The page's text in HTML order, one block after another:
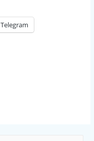
Telegram